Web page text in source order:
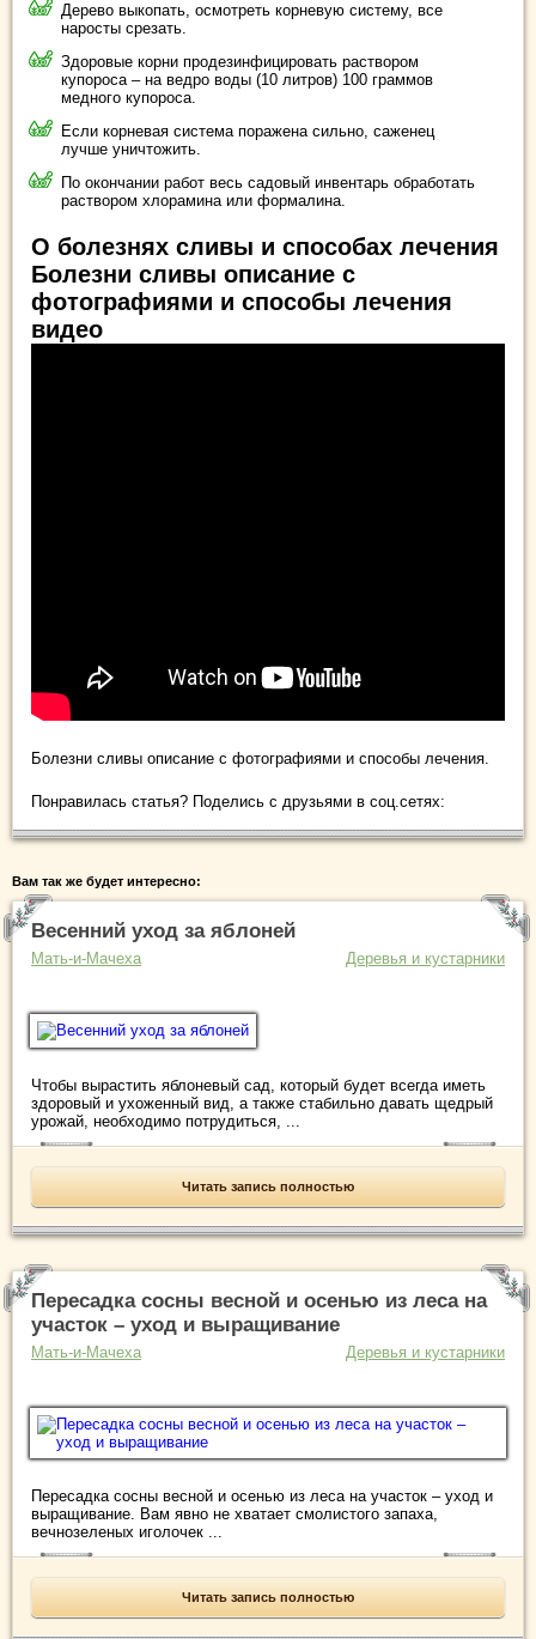
Дерево выкопать, осмотреть корневую систему, все
наросты срезать.
Здоровые корни продезинфицировать раствором
купороса – на ведро воды (10 литров) 100 граммов
медного купороса.
Если корневая система поражена сильно, саженец
лучше уничтожить.
По окончании работ весь садовый инвентарь обработать
раствором хлорамина или формалина.
О болезнях сливы и способах лечения
Болезни сливы описание с
фотографиями и способы лечения
видео
Болезни сливы описание с фотографиями и способы лечения.
Понравилась статья? Поделись с друзьями в соц.сетях:
Вам так же будет интересно:
Весенний уход за яблоней
Мать-и-Мачеха Деревья и кустарники
Чтобы вырастить яблоневый сад, который будет всегда иметь
здоровый и ухоженный вид, а также стабильно давать щедрый
урожай, необходимо потрудиться, ...
Читать запись полностью
Пересадка сосны весной и осенью из леса на
участок – уход и выращивание
Мать-и-Мачеха Деревья и кустарники
Пересадка сосны весной и осенью из леса на участок – уход и
выращивание. Вам явно не хватает смолистого запаха,
вечнозеленых иголочек ...
Читать запись полностью